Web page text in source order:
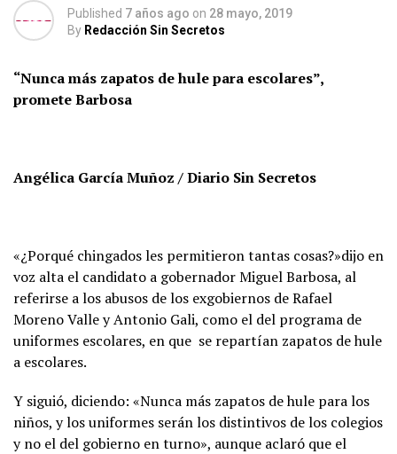
Published 7 años ago on 28 mayo, 2019
By Redacción Sin Secretos
“Nunca más zapatos de hule para escolares”,
promete Barbosa
Angélica García Muñoz / Diario Sin Secretos
«¿Porqué chingados les permitieron tantas cosas?»dijo en
voz alta el candidato a gobernador Miguel Barbosa, al
referirse a los abusos de los exgobiernos de Rafael
Moreno Valle y Antonio Gali, como el del programa de
uniformes escolares, en que se repartían zapatos de hule
a escolares.
Y siguió, diciendo: «Nunca más zapatos de hule para los
niños, y los uniformes serán los distintivos de los colegios
y no el del gobierno en turno», aunque aclaró que el